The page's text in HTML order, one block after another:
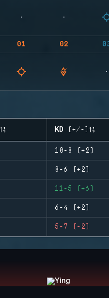
01 02
KD (+/-)
10-8 (+2)
8-6 (+2)
11-5 (+6)
6-4 (+2)
5-7 (-2)